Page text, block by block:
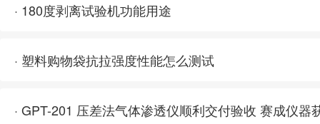
· 180度剥离试验机功能用途
· 塑料购物袋抗拉强度性能怎么测试